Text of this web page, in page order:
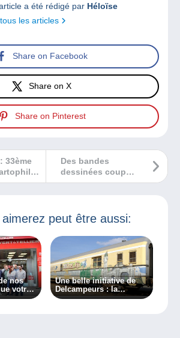
a été rédigé par Héloïse
les articles
Share on Facebook
Share on X
Share on Pinterest
Des bandes
dessinées coups
de coeur ?
33ème
et
aimerez peut être aussi:
nos
votre
Une belle initiative de
Delcampeurs : la
création d’un musée